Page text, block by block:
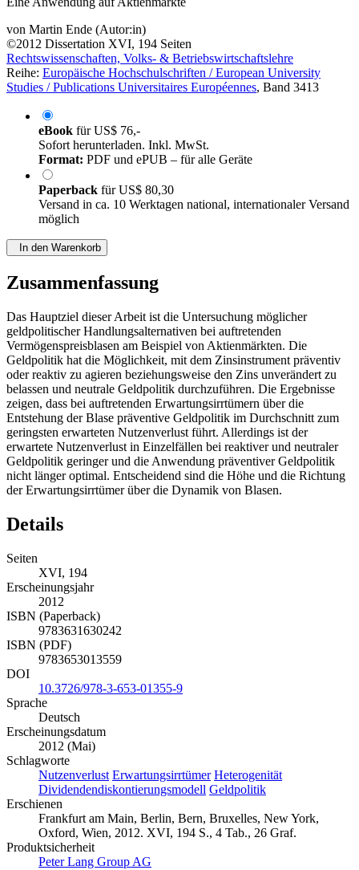
von Martin Ende (Autor:in)
©2012 Dissertation XVI, 194 Seiten
Rechtswissenschaften, Volks- & Betriebswirtschaftslehre
Reihe: Europäische Hochschulschriften / European University
Studies / Publications Universitaires Européennes, Band 3413
eBook fürUS$ 76,-
Sofort herunterladen. Inkl. MwSt.
Format: PDF und ePUB – für alle Geräte
Paperback fürUS$ 80,30
Versand in ca. 10 Werktagen national, internationaler Versand
möglich
In den Warenkorb
Zusammenfassung
Das Hauptziel dieser Arbeit ist die Untersuchung möglicher
geldpolitischer Handlungsalternativen bei auftretenden
Vermögenspreisblasen am Beispiel von Aktienmärkten. Die
Geldpolitik hat die Möglichkeit, mit dem Zinsinstrument präventiv
oder reaktiv zu agieren beziehungsweise den Zins unverändert zu
belassen und neutrale Geldpolitik durchzuführen. Die Ergebnisse
zeigen, dass bei auftretenden Erwartungsirrtümern über die
Entstehung der Blase präventive Geldpolitik im Durchschnitt zum
geringsten erwarteten Nutzenverlust führt. Allerdings ist der
erwartete Nutzenverlust in Einzelfällen bei reaktiver und neutraler
Geldpolitik geringer und die Anwendung präventiver Geldpolitik
nicht länger optimal. Entscheidend sind die Höhe und die Richtung
der Erwartungsirrtümer über die Dynamik von Blasen.
Details
Seiten
XVI, 194
Erscheinungsjahr
2012
ISBN (Paperback)
9783631630242
ISBN (PDF)
9783653013559
DOI
10.3726/978-3-653-01355-9
Sprache
Deutsch
Erscheinungsdatum
2012 (Mai)
Schlagworte
Nutzenverlust Erwartungsirrtümer Heterogenität
Dividendendiskontierungsmodell Geldpolitik
Erschienen
Frankfurt am Main, Berlin, Bern, Bruxelles, New York,
Oxford, Wien, 2012. XVI, 194 S., 4 Tab., 26 Graf.
Produktsicherheit
Peter Lang Group AG